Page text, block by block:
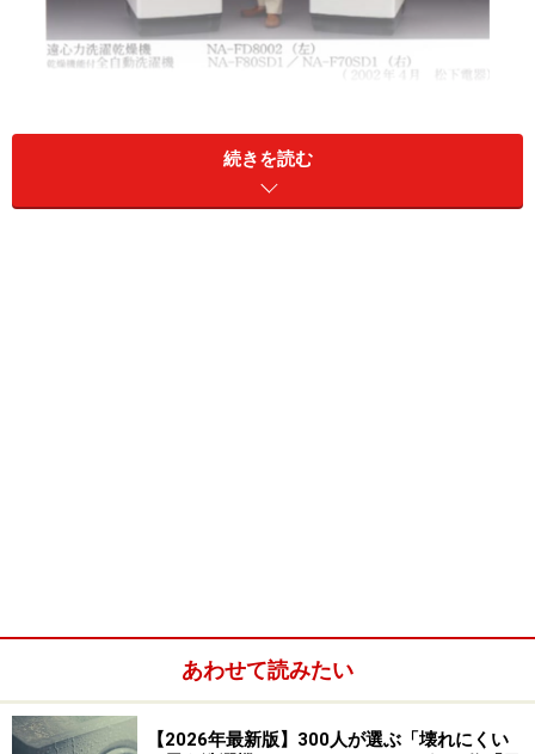
※記事内容は執筆時点のものです。最新の内容をご確認くださ
い。
続きを読む
あわせて読みたい
【2026年最新版】300人が選ぶ「壊れにくい